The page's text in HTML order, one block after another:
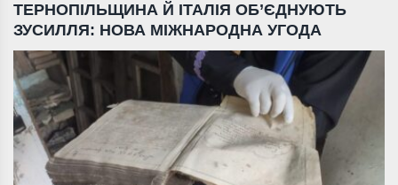
ТЕРНОПІЛЬЩИНА Й ІТАЛІЯ ОБ’ЄДНУЮТЬ
ЗУСИЛЛЯ: НОВА МІЖНАРОДНА УГОДА